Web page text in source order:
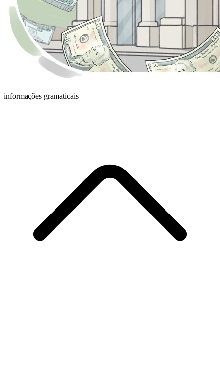
informações gramaticais